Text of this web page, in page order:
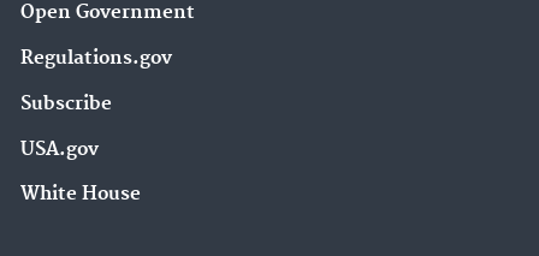
Open Government
Regulations.gov
Subscribe
USA.gov
White House